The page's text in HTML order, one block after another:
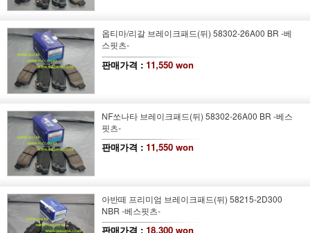
옵티마/리갈 브레이크패드(뒤) 58302-26A00 BR -베
스핏츠-
판매가격 : 11,550 won
NF쏘나타 브레이크패드(뒤) 58302-26A00 BR -베스
핏츠-
판매가격 : 11,550 won
아반떼 프리미엄 브레이크패드(뒤) 58215-2D300
NBR -베스핏츠-
판매가격 : 18,300 won